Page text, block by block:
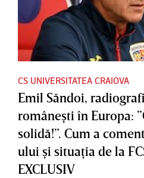
CS UNIVERSITATEA CRAIOVA
Emil Săndoi,
româneşti în Europa:
solidă!”. Cum a
ului şi situaţia de la
EXCLUSIV